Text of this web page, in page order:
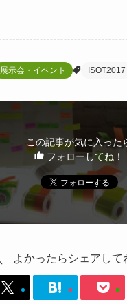
展示会・イベント ISOT2017
この記事が気に入った
フォローしてね！
よかったらシェアして